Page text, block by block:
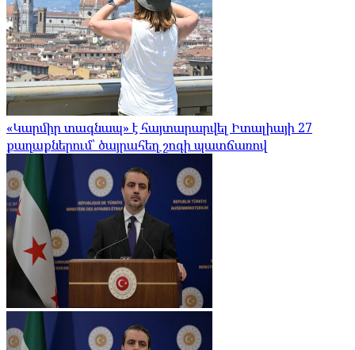
«Կարմիր տագնապ» է հայտարարվել Իտալիայի 27
քաղաքներում՝ ծայրահեղ շոգի պատճառով